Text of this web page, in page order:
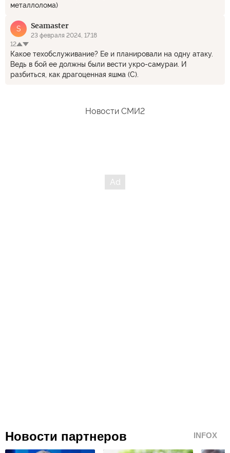
металлолома)
S Seamaster
23 февраля 2024, 17:18
12
Какое техобслуживание? Ее и планировали на одну атаку.
Ведь в бой ее должны были вести укро-самураи. И
разбиться, как драгоценная яшма (С).
Новости СМИ2
Новости партнеров INFOX